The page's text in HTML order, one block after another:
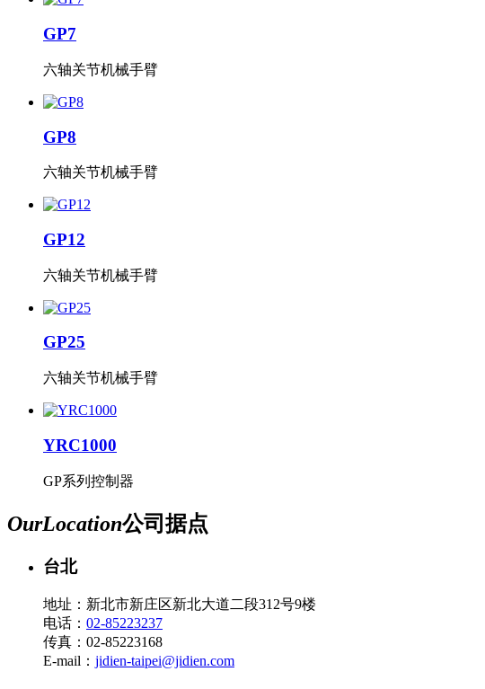
GP7
六轴关节机械手臂
GP8
六轴关节机械手臂
GP12
六轴关节机械手臂
GP25
六轴关节机械手臂
YRC1000
GP系列控制器
OurLocation公司据点
台北
地址：新北市新庄区新北大道二段312号9楼
电话： 02-85223237
传真：02-85223168
E-mail： jidien-taipei@jidien.com